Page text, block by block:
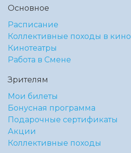
Основное
Расписание
Коллективные походы в кино
Кинотеатры
Работа в Смене
Зрителям
Мои билеты
Бонусная программа
Подарочные сертификаты
Акции
Коллективные походы